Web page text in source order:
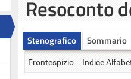
Resoconto
Stenografico Sommario
Frontespizio Indice